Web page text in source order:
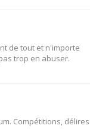
de tout et n'importe
trop en abuser.
Compétitions, délires